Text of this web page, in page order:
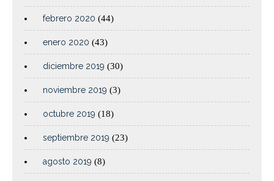
febrero 2020 (44)
enero 2020 (43)
diciembre 2019 (30)
noviembre 2019 (3)
octubre 2019 (18)
septiembre 2019 (23)
agosto 2019 (8)